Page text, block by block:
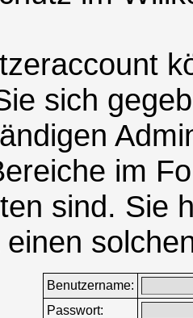
sich
im
sind. Sie
Benutzername:
Passwort: